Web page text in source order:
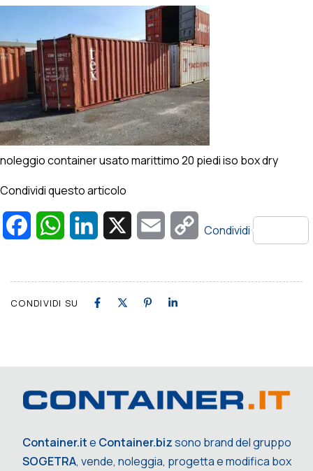
noleggio container usato marittimo 20 piedi iso box dry
Condividi questo articolo
FacebookWhatsAppLinkedIn Email
Copy
Condividi
CONDIVIDI SU
Container.ite Container.bizsono brand del gruppo
SOGETRA, vende, noleggia, progetta e modifica box